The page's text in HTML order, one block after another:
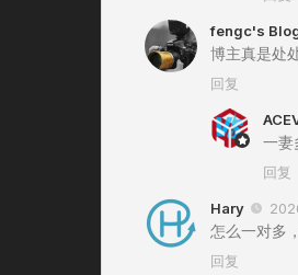
fengc's
博主真是处
回复
一妻
回复
Hary
怎么一对多
回复